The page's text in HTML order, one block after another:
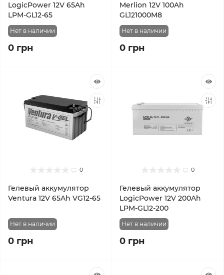
LogicPower 12V 65Ah
LPM-GL12-65
Нет в наличии
0 грн
Merlion 12V 100Ah
GL121000M8
Нет в наличии
0 грн
0
Гелевый аккумулятор
Ventura 12V 65Ah VG12-65
Нет в наличии
0 грн
0
Гелевый аккумулятор
LogicPower 12V 200Ah
LPM-GL12-200
Нет в наличии
0 грн